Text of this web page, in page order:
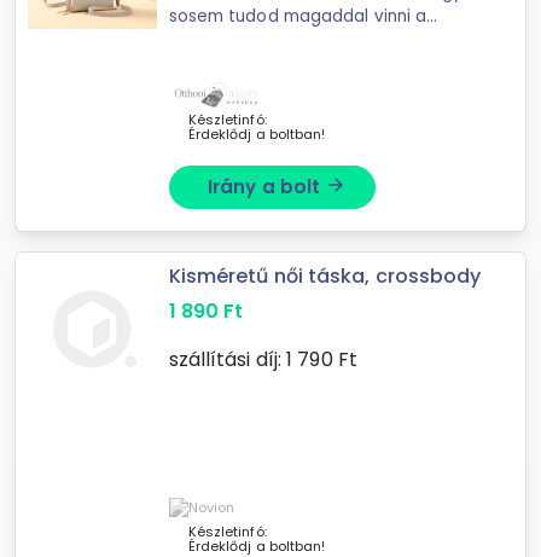
sosem tudod magaddal vinni a
Készletinfó:
Érdeklődj a boltban!
Irány a bolt arrow_forward
Kisméretű női táska, crossbody
1 890 Ft
szállítási díj: 1 790Ft
Készletinfó:
Érdeklődj a boltban!